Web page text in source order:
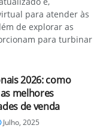
para atender às
de explorar as
para turbinar
2026: como
melhores
de venda
Julho, 2025